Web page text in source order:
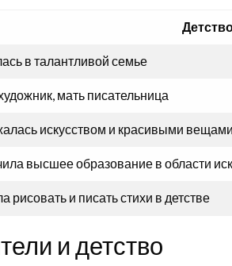
в талантливой семье
мать писательница
искусством и красивыми вещами
высшее образование в области
рисовать и писать стихи в детстве
и детство